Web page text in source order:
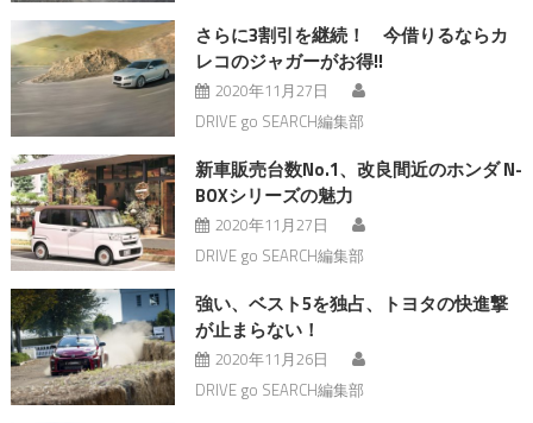
さらに3割引を継続！ 今借りるならカ
レコのジャガーがお得!!
2020年11月27日
DRIVE go SEARCH編集部
新車販売台数No.1、改良間近のホンダ N-
BOXシリーズの魅力
2020年11月27日
DRIVE go SEARCH編集部
強い、ベスト5を独占、トヨタの快進撃
が止まらない！
2020年11月26日
DRIVE go SEARCH編集部